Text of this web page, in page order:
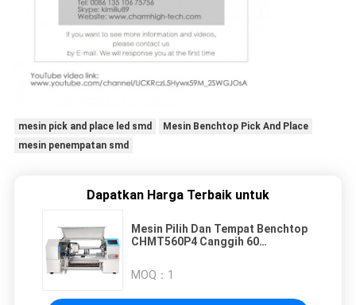
mesin pick and place led smd
Mesin Benchtop Pick And Place
mesin penempatan smd
Dapatkan Harga Terbaik untuk
Mesin Pilih Dan Tempat Benchtop
CHMT560P4 Canggih 60
MOQ： 1